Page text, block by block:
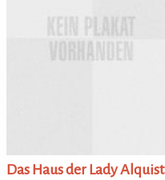
Das Haus der Lady Alquist